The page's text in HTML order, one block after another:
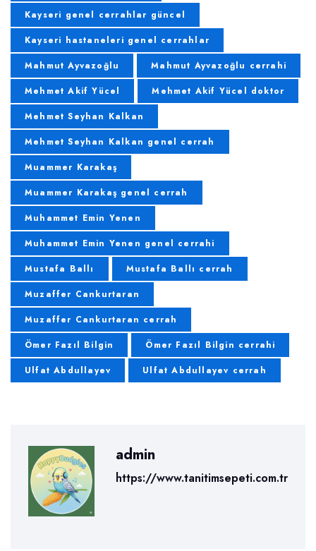
Kayseri genel cerrahlar güncel
Kayseri hastaneleri genel cerrahlar
Mahmut Ayvazoğlu
Mahmut Ayvazoğlu cerrahi
Mehmet Akif Yücel
Mehmet Akif Yücel doktor
Mehmet Seyhan Kalkan
Mehmet Seyhan Kalkan genel cerrah
Muammer Karakaş
Muammer Karakaş genel cerrah
Muhammet Emin Yenen
Muhammet Emin Yenen genel cerrahi
Mustafa Ballı
Mustafa Ballı cerrah
Muzaffer Cankurtaran
Muzaffer Cankurtaran cerrah
Ömer Fazıl Bilgin
Ömer Fazıl Bilgin cerrahi
Ulfat Abdullayev
Ulfat Abdullayev cerrah
admin
https://www.tanitimsepeti.com.tr